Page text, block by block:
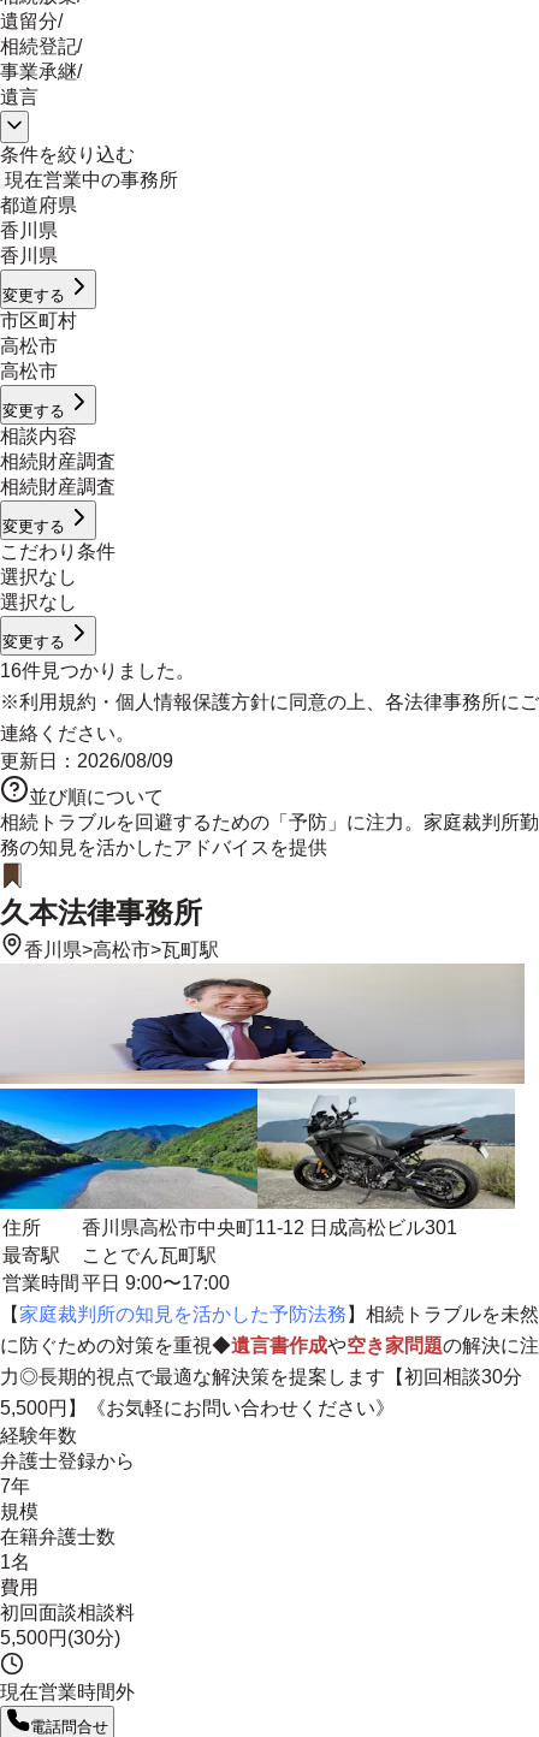
遺留分/
相続登記/
事業承継/
遺言
条件を絞り込む
現在営業中の事務所
都道府県
香川県
香川県
変更する
市区町村
高松市
高松市
変更する
相談内容
相続財産調査
相続財産調査
変更する
こだわり条件
選択なし
選択なし
変更する
16件見つかりました。
※利用規約 ・ 個人情報保護方針に同意の上、各法律事務所にご
連絡ください。
更新日： 2026/08/09
並び順について
相続トラブルを回避するための「予防」に注力。家庭裁判所勤
務の知見を活かしたアドバイスを提供
久本法律事務所
香川県>高松市>瓦町駅
住所
香川県高松市中央町11-12 日成高松ビル301
最寄駅
ことでん瓦町駅
営業時間 平日 9:00〜17:00
【家庭裁判所の知見を活かした予防法務 】相続トラブルを未然
に防ぐための対策を重視◆遺言書作成や空き家問題の解決に注
力◎長期的視点で最適な解決策を提案します【初回相談30分
5,500円】《お気軽にお問い合わせください》
経験年数
弁護士登録から
7年
規模
在籍弁護士数
1名
費用
初回面談相談料
5,500円(30分)
現在営業時間外
電話問合せ